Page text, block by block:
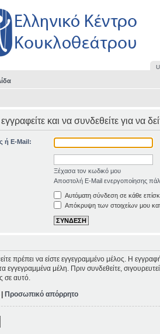
και να συνδεθείτε για να
ή E-Mail:
Ξέχασα τον κωδικό μου
Αποστολή E-Mail ενεργοποίησης
Αυτόματη σύνδεση σε κάθε
Απόκρυψη των στοιχείων μου
πρέπει να είστε εγγεγραμμένο μέλος. Η
εγγεγραμμένα μέλη. Πριν συνδεθείτε,
σε αυτό.
|Προσωπικό απόρρητο